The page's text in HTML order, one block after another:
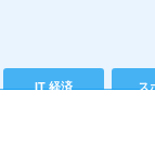
IT 経済 ス